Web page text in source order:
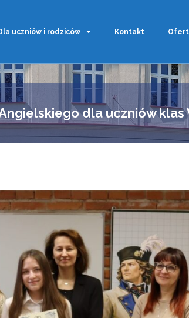
uczniów i rodziców Kontakt
dla uczniów